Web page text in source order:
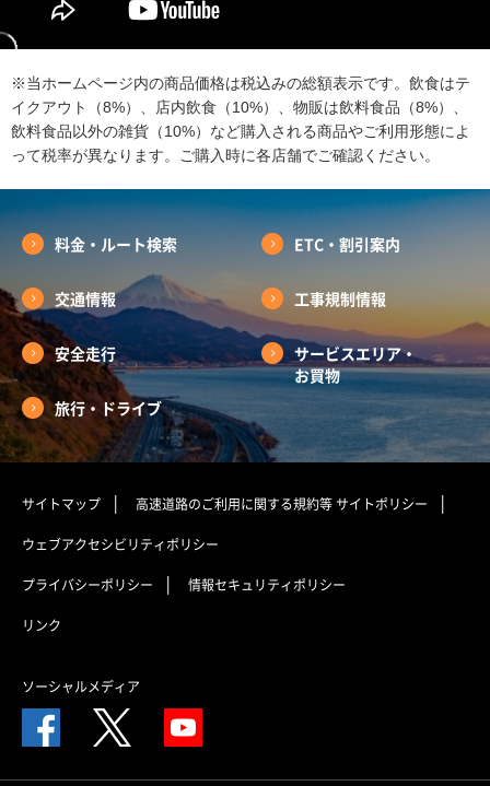
※当ホームページ内の商品価格は税込みの総額表示です。飲食はテ
イクアウト（8%）、店内飲食（10%）、物販は飲料食品（8%）、
飲料食品以外の雑貨（10%）など購入される商品やご利用形態によ
って税率が異なります。ご購入時に各店舗でご確認ください。
料金・ルート検索 ETC・割引案内
交通情報 工事規制情報
安全走行
サービスエリア・
お買物
旅行・ドライブ
サイトマップ 高速道路のご利用に関する規約等サイトポリシー
ウェブアクセシビリティポリシー
プライバシーポリシー 情報セキュリティポリシー
リンク
ソーシャルメディア